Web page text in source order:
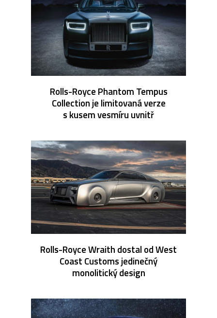
Rolls-Royce Phantom Tempus
Collection je limitovaná verze
s kusem vesmíru uvnitř
Rolls-Royce Wraith dostal od West
Coast Customs jedinečný
monolitický design